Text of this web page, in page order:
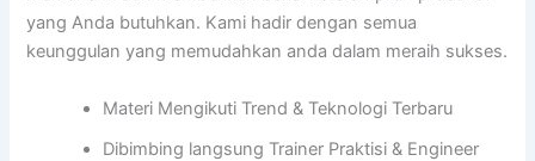
yang Anda butuhkan. Kami hadir dengan semua
keunggulan yang memudahkan anda dalam meraih sukses.
Materi Mengikuti Trend & Teknologi Terbaru
Dibimbing langsung Trainer Praktisi & Engineer